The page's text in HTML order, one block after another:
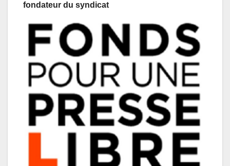
fondateur du syndicat